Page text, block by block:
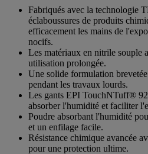
étoiles.
Fabriqués avec la technologie
éclaboussures de produits
efficacement les mains de
nocifs.
Les matériaux en nitrile souple
utilisation prolongée.
Une solide formulation
pendant les travaux lourds.
Les gants EPI TouchNTuff®
absorber l'humidité et faciliter
Poudre absorbant l'humidité
et un enfilage facile.
Résistance chimique avancée
pour une protection ultime.